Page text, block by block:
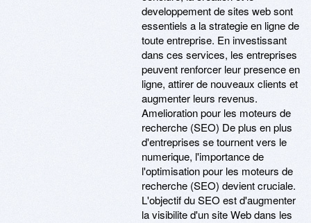
developpement de sites web sont
essentiels a la strategie en ligne de
toute entreprise. En investissant
dans ces services, les entreprises
peuvent renforcer leur presence en
ligne, attirer de nouveaux clients et
augmenter leurs revenus.
Amelioration pour les moteurs de
recherche (SEO) De plus en plus
d'entreprises se tournent vers le
numerique, l'importance de
l'optimisation pour les moteurs de
recherche (SEO) devient cruciale.
L'objectif du SEO est d'augmenter
la visibilite d'un site Web dans les